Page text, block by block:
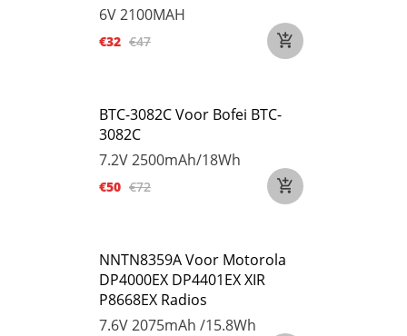
6V2100MAH
€32 €47
BTC-3082C Voor Bofei BTC-
3082C
7.2V2500mAh/18Wh
€50 €72
NNTN8359A Voor Motorola
DP4000EX DP4401EX XIR
P8668EX Radios
7.6V2075mAh /15.8Wh